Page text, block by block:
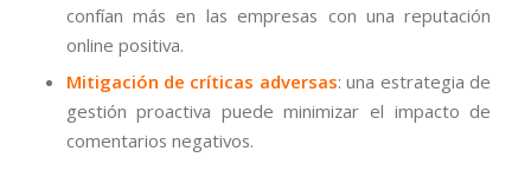
confían más en las empresas con una reputación
online positiva.
Mitigación de críticas adversas: una estrategia de
gestión proactiva puede minimizar el impacto de
comentarios negativos.